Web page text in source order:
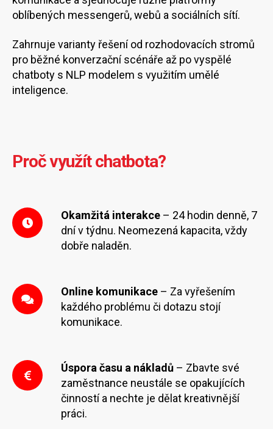
oblíbených messengerů, webů a sociálních sítí.
Zahrnuje varianty řešení od rozhodovacích stromů
pro běžné konverzační scénáře až po vyspělé
chatboty s NLP modelem s využitím umělé
inteligence.
Proč využít chatbota?
Okamžitá interakce – 24 hodin denně, 7
dní v týdnu. Neomezená kapacita, vždy
dobře naladěn.
Online komunikace – Za vyřešením
každého problému či dotazu stojí
komunikace.
Úspora času a nákladů – Zbavte své
zaměstnance neustále se opakujících
činností a nechte je dělat kreativnější
práci.